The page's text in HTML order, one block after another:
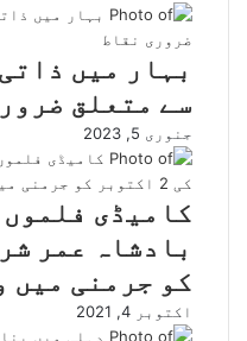
بہار میں
سے متعلق
جنوری 5, 2023
کامیڈی
کو جرمنی میں
اکتوبر 4, 2021